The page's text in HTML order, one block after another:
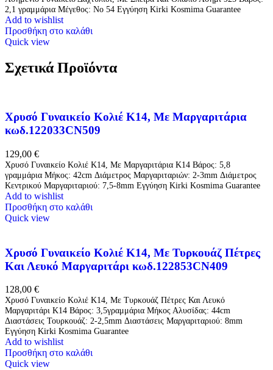
2,1 γραμμάρια Μέγεθος: No 54 Εγγύηση Kirki Kosmima Guarantee
Add to wishlist
Προσθήκη στο καλάθι
Quick view
Σχετικά Προϊόντα
Χρυσό Γυναικείο Κολιέ Κ14, Με Μαργαριτάρια
κωδ.122033CN509
129,00 €
Χρυσό Γυναικείο Κολιέ Κ14, Με Μαργαριτάρια Κ14 Βάρος: 5,8
γραμμάρια Μήκος: 42cm Διάμετρος Μαργαριταριών: 2-3mm Διάμετρος
Κεντρικού Μαργαριταριού: 7,5-8mm Εγγύηση Kirki Kosmima Guarantee
Add to wishlist
Προσθήκη στο καλάθι
Quick view
Χρυσό Γυναικείο Κολιέ Κ14, Με Τυρκουάζ Πέτρες
Και Λευκό Μαργαριτάρι κωδ.122853CN409
128,00 €
Χρυσό Γυναικείο Κολιέ Κ14, Με Τυρκουάζ Πέτρες Και Λευκό
Μαργαριτάρι Κ14 Βάρος: 3,5γραμμάρια Μήκος Αλυσίδας: 44cm
Διαστάσεις Τουρκουάζ: 2-2,5mm Διαστάσεις Μαργαριταριού: 8mm
Εγγύηση Kirki Kosmima Guarantee
Add to wishlist
Προσθήκη στο καλάθι
Quick view